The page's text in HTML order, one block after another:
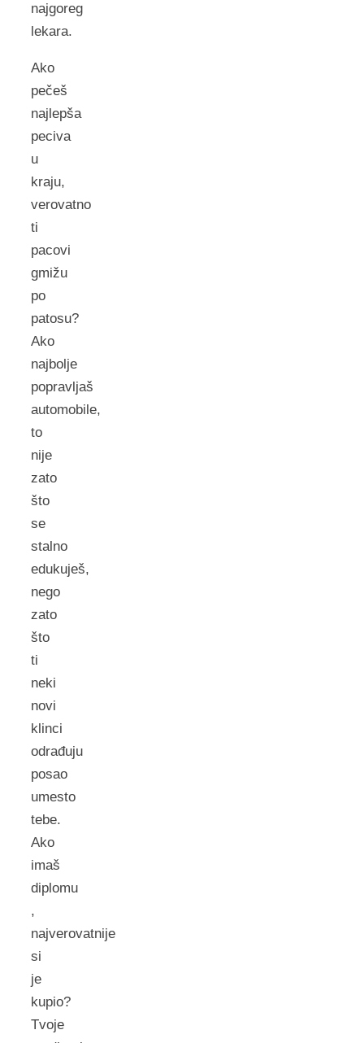
najgoreg
lekara.
Ako
pečeš
najlepša
peciva
u
kraju,
verovatno
ti
pacovi
gmižu
po
patosu?
Ako
najbolje
popravljaš
automobile,
to
nije
zato
što
se
stalno
edukuješ,
nego
zato
što
ti
neki
novi
klinci
odrađuju
posao
umesto
tebe.
Ako
imaš
diplomu
,
najverovatnije
si
je
kupio?
Tvoje